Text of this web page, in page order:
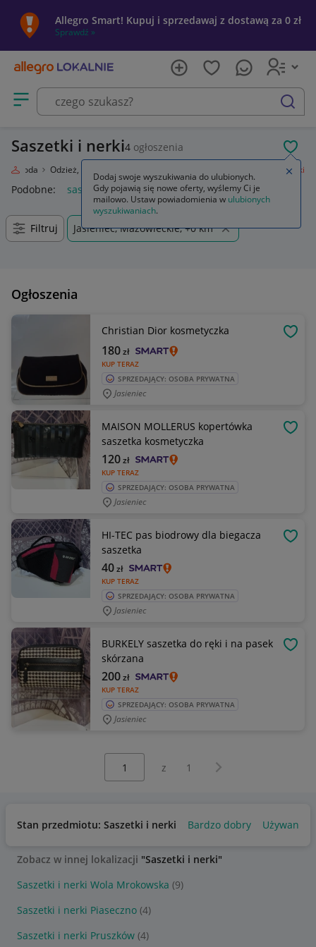
Allegro Smart! Kupuj i sprzedawaj z dostawą za 0 zł
Sprawdź »
Otwórz menu z kategoriami
szukaj
Saszetki i nerki4 ogłoszenia
Moda Odzież, Obuwie, Dodatki Saszetki i nerki
Podobne: saszetki i nerki
Filtruj Jasieniec, Mazowieckie, +0 km
Ogłoszenia
Christian Dior kosmetyczka
KUP TERAZ
180zł
SPRZEDAJĄCY: OSOBA PRYWATNA
Jasieniec
MAISON MOLLERUS kopertówka
saszetka kosmetyczka
KUP TERAZ
120zł
SPRZEDAJĄCY: OSOBA PRYWATNA
Jasieniec
HI-TEC pas biodrowy dla biegacza
saszetka
KUP TERAZ
40zł
SPRZEDAJĄCY: OSOBA PRYWATNA
Jasieniec
BURKELY saszetka do ręki i na pasek
skórzana
KUP TERAZ
200zł
SPRZEDAJĄCY: OSOBA PRYWATNA
Jasieniec
z 1 Następna strona
Stan przedmiotu: Saszetki i nerki Bardzo dobry Używany
Zobacz w innej lokalizacji "Saszetki i nerki"
Saszetki i nerki Wola Mrokowska (9)
Saszetki i nerki Piaseczno (4)
Saszetki i nerki Pruszków (4)
Dodaj swoje wyszukiwania do ulubionych.
Gdy pojawią się nowe oferty, wyślemy Ci je
mailowo. Ustaw powiadomienia w ulubionych
wyszukiwaniach.